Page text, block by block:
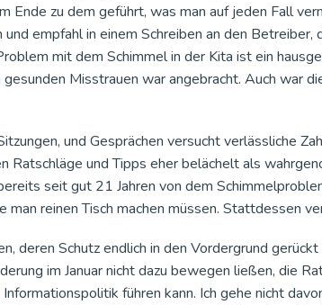
Ende zu dem geführt, was man auf jeden Fall
empfahl in einem Schreiben an den
mit dem Schimmel in der Kita ist ein
Misstrauen war angebracht. Auch war
und Gesprächen versucht verlässliche
Ratschläge und Tipps eher belächelt als
seit gut 21 Jahren von dem
reinen Tisch machen müssen. Stattdessen
deren Schutz endlich in den Vordergrund
im Januar nicht dazu bewegen ließen, die
führen kann. Ich gehe nicht